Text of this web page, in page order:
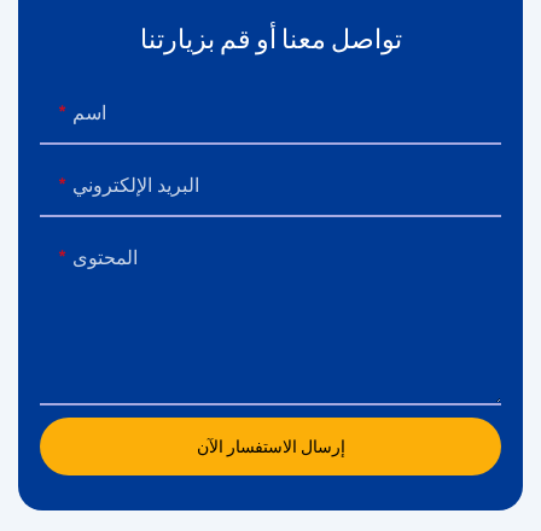
تواصل معنا أو قم بزيارتنا
اسم
البريد الإلكتروني
المحتوى
إرسال الاستفسار الآن